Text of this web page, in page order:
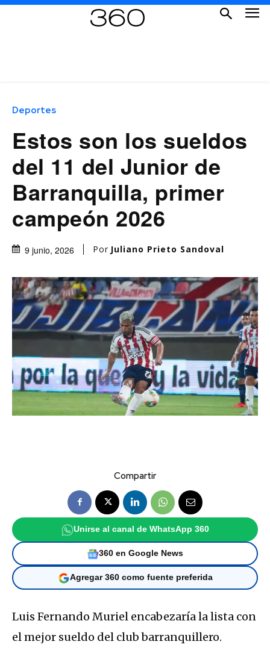
Deportes
Estos son los sueldos
del 11 del Junior de
Barranquilla, primer
campeón 2026
9 junio, 2026 Por Juliano Prieto Sandoval
Compartir
Unirse al canal de WhatsApp 360
360 en Google News
Agregar 360 como fuente preferida
Luis Fernando Muriel encabezaría la lista con
el mejor sueldo del club barranquillero.